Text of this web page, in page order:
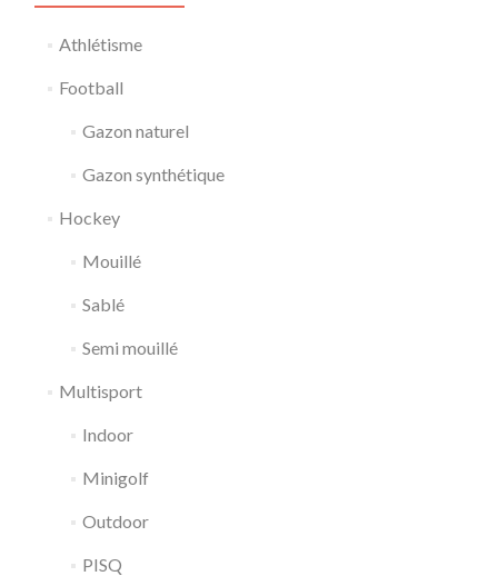
Athlétisme
Football
Gazon naturel
Gazon synthétique
Hockey
Mouillé
Sablé
Semi mouillé
Multisport
Indoor
Minigolf
Outdoor
PISQ